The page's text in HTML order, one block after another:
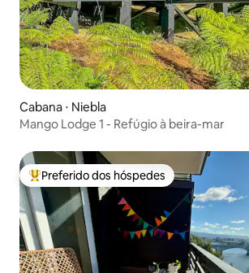
Cabana ⋅ Niebla
Mango Lodge 1 - Refúgio à beira-mar
Entre os melhores preferidos dos hóspedes
Preferido dos hóspedes